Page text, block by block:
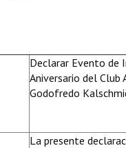
Declarar Evento de
Aniversario del
Godofredo
La presente